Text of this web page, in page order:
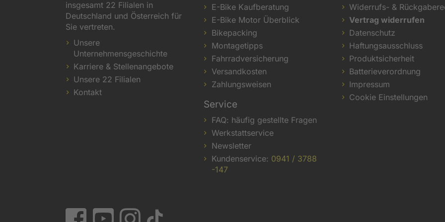
insgesamt 22 Filialen in
Deutschland und Österreich für
Sie vertreten.
Unsere
Unternehmensgeschichte
Karriere & Stellenangebote
Unsere 22 Filialen
Kontakt
E-Bike Kaufberatung
E-Bike Motor Überblick
Bikepacking
Montagetipps
Fahrradversicherung
Versandkosten
Zahlungsweisen
Service
FAQ: häufig gestellte Fragen
Werkstattservice
Newsletter
Kundenservice: 0941 / 3788
-147
Widerrufs- &
Vertrag widerrufen
Datenschutz
Haftungsausschluss
Produktsicherheit
Batterieverordnung
Impressum
Cookie Einstellungen